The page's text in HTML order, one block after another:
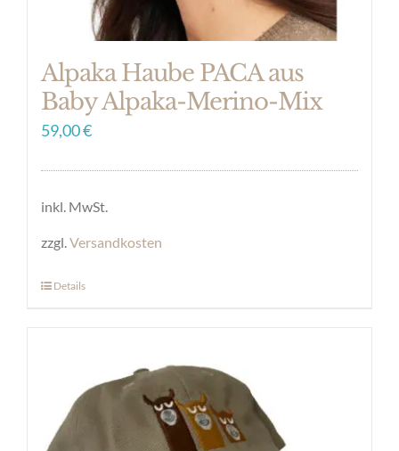
werden
Alpaka Haube PACA aus
Baby Alpaka-Merino-Mix
59,00€
inkl. MwSt.
zzgl. Versandkosten
Dieses
Varianten
auf.
Details